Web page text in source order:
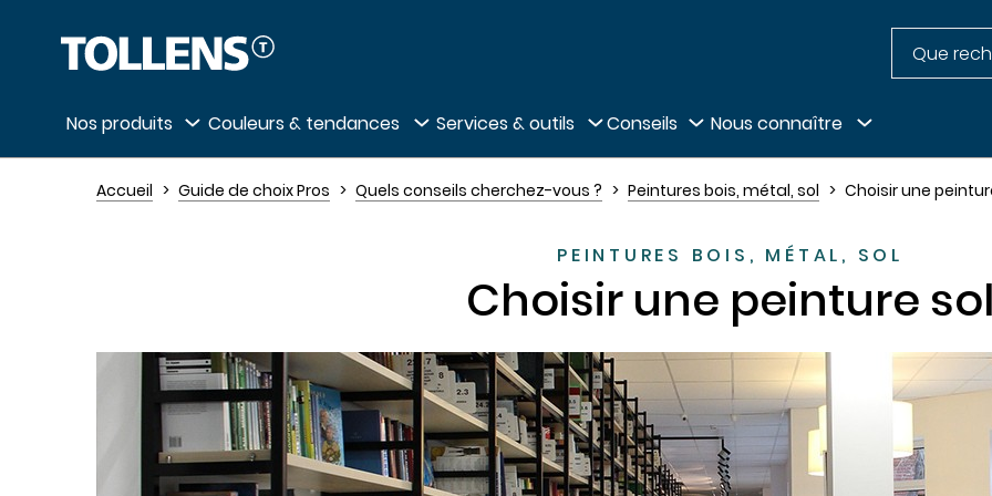
Passer la liste des magasins et aller au pied de page
Nos produits Couleurs & tendances Services & outils Conseils Nous connaître
Accueil Guide de choix Pros Quels conseils cherchez-vous ? Peintures bois, métal, sol Choisir une
PEINTURES BOIS, MÉTAL, SOL
Choisir une peinture sol